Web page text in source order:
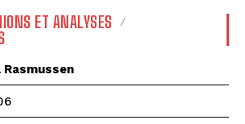
ET ANALYSES
Rasmussen